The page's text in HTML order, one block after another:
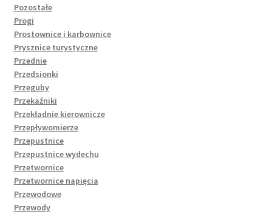
Pozostałe
Progi
Prostownice i karbownice
Prysznice turystyczne
Przednie
Przedsionki
Przeguby
Przekaźniki
Przekładnie kierownicze
Przepływomierze
Przepustnice
Przepustnice wydechu
Przetwornice
Przetwornice napięcia
Przewodowe
Przewody